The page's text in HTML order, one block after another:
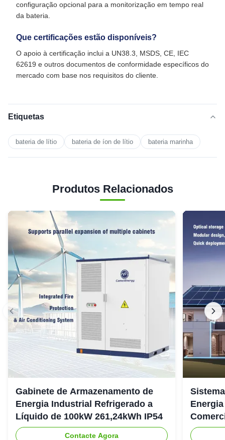
configuração opcional para a monitorização em tempo real
da bateria.
Que certificações estão disponíveis?
O apoio à certificação inclui a UN38.3, MSDS, CE, IEC
62619 e outros documentos de conformidade específicos do
mercado com base nos requisitos do cliente.
Etiquetas
bateria de lítio bateria de íon de lítio bateria marinha
Produtos Relacionados
Gabinete de Armazenamento de
Energia Industrial Refrigerado a
Líquido de 100kW 261,24kWh IP54
Contacte Agora